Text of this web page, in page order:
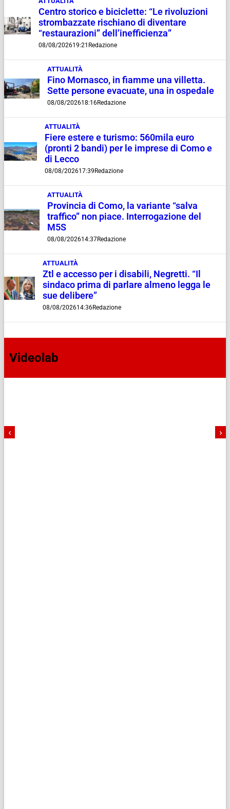
Centro storico e biciclette: “Le rivoluzioni
strombazzate rischiano di diventare
“restaurazioni” dell’inefficienza”
08/08/202619:21 Redazione
ATTUALITÀ
Fino Mornasco, in fiamme una villetta.
Sette persone evacuate, una in ospedale
08/08/202618:16Redazione
ATTUALITÀ
Fiere estere e turismo: 560mila euro
(pronti 2 bandi) per le imprese di Como e
di Lecco
08/08/202617:39 Redazione
ATTUALITÀ
Provincia di Como, la variante “salva
traffico” non piace. Interrogazione del
M5S
08/08/202614:37Redazione
ATTUALITÀ
Ztl e accesso per i disabili, Negretti. “Il
sindaco prima di parlare almeno legga le
sue delibere”
08/08/202614:36Redazione
Videolab
‹ ›